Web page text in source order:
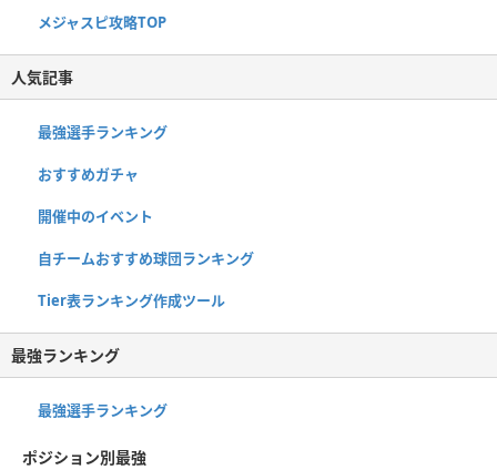
メジャスピ攻略TOP
人気記事
最強選手ランキング
おすすめガチャ
開催中のイベント
自チームおすすめ球団ランキング
Tier表ランキング作成ツール
最強ランキング
最強選手ランキング
ポジション別最強